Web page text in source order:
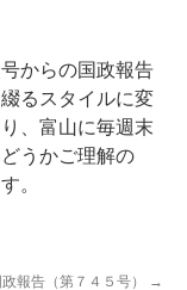
からの国政報告
るスタイルに変
、富山に毎週末
うかご理解の
。
政報告（第７４５号） →